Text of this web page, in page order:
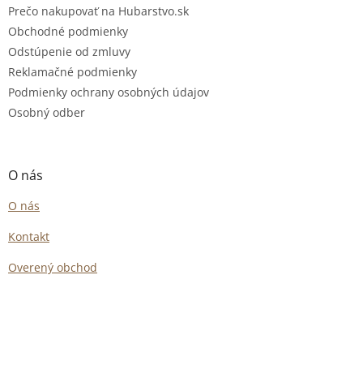
Prečo nakupovať na Hubarstvo.sk
Obchodné podmienky
Odstúpenie od zmluvy
Reklamačné podmienky
Podmienky ochrany osobných údajov
Osobný odber
O nás
O nás
Kontakt
Overený obchod